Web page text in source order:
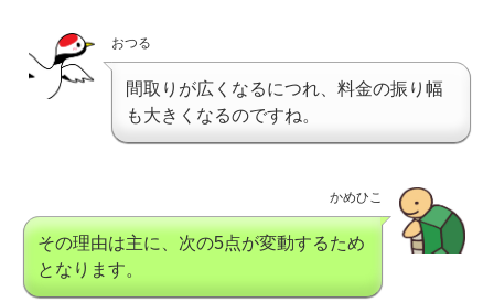
おつる
間取りが広くなるにつれ、料金の振り幅
も大きくなるのですね。
かめひこ
その理由は主に、次の5点が変動するため
となります。